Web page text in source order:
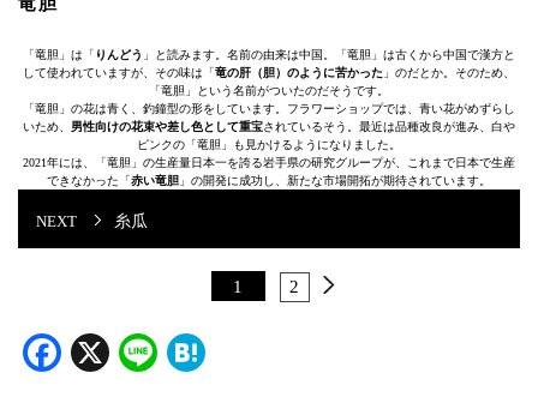
「竜胆」は「 りんどう 」と読みます。名前の由来は中国。「竜胆」は古くから中国で漢方と
して使われていますが、その味は「竜の肝（胆）のように苦かった 」のだとか。そのため、
「竜胆」という名前がついたのだそうです。
「竜胆」の花は青く、釣鐘型の形をしています。フラワーショップでは、青い花がめずらし
いため、 男性向けの花束や差し色として重宝されているそう。最近は品種改良が進み、白や
ピンクの「竜胆」も見かけるようになりました。
2021年には、「竜胆」の生産量日本一を誇る岩手県の研究グループが、これまで日本で生産
できなかった「赤い竜胆 」の開発に成功し、新たな市場開拓が期待されています。
糸瓜
1 2
Facebook
X Line